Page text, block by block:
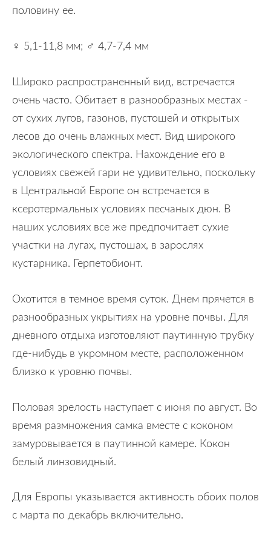
половину ее.
♀ 5,1-11,8 мм; ♂ 4,7-7,4 мм
Широко распространенный вид, встречается
очень часто. Обитает в разнообразных местах -
от сухих лугов, газонов, пустошей и открытых
лесов до очень влажных мест. Вид широкого
экологического спектра. Нахождение его в
условиях свежей гари не удивительно, поскольку
в Центральной Европе он встречается в
ксеротермальных условиях песчаных дюн. В
наших условиях все же предпочитает сухие
участки на лугах, пустошах, в зарослях
кустарника. Герпетобионт.
Охотится в темное время суток. Днем прячется в
разнообразных укрытиях на уровне почвы. Для
дневного отдыха изготовляют паутинную трубку
где-нибудь в укромном месте, расположенном
близко к уровню почвы.
Половая зрелость наступает с июня по август. Во
время размножения самка вместе с коконом
замуровывается в паутинной камере. Кокон
белый линзовидный.
Для Европы указывается активность обоих полов
с марта по декабрь включительно.